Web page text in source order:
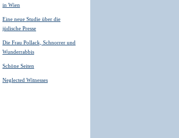
in Wien
Eine neue Studie über die
jüdische Presse
Die Frau Pollack, Schnorrer und
Wunderrabbis
Schöne Seiten
Neglected Witnesses